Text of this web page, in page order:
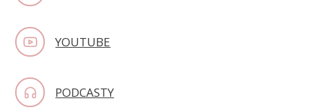
YOUTUBE
PODCASTY